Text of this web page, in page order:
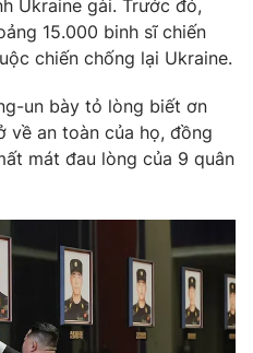
Shorts video
Bất động sản
Vươn mình bằng AI
VTV8
Ukraine gài. Trước đó,
15.000 binh sĩ chiến
chiến chống lại Ukraine.
un bày tỏ lòng biết ơn
an toàn của họ, đồng
mát đau lòng của 9 quân